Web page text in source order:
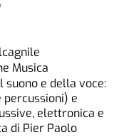
Musica
suono e della voce:
percussioni) e
elettronica e
di Pier Paolo